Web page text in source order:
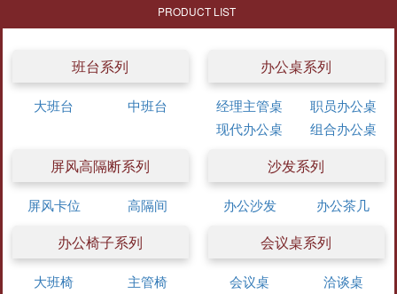
PRODUCT LIST
班台系列
大班台 中班台
办公桌系列
经理主管桌
职员办公桌
现代办公桌
组合办公桌
屏风高隔断系列
屏风卡位 高隔间
沙发系列
办公沙发 办公茶几
办公椅子系列
大班椅
主管椅
会议桌系列
会议桌 洽谈桌